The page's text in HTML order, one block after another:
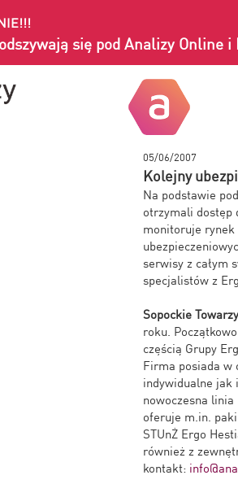
się pod Analizy Online i
05/06/2007
Kolejny
Na podstawie
otrzymali dostęp
monitoruje
serwisy z całym
specjalistów z
Sopockie
roku.
częścią Grupy
Firma posiada w
indywidualne jak
nowoczesna
oferuje m.in.
STUnŻ Ergo
również z
kontakt: